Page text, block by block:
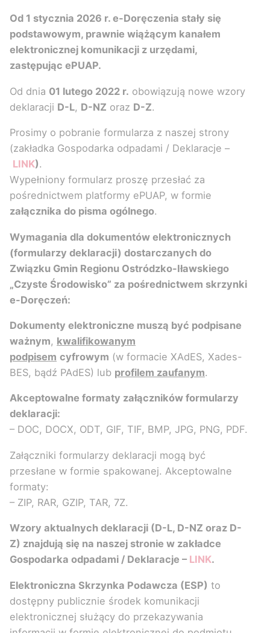
Od 1 stycznia 2026 r. e-Doręczenia stały się
podstawowym, prawnie wiążącym kanałem
elektronicznej komunikacji z urzędami,
zastępując ePUAP.
Od dnia 01 lutego 2022 r. obowiązują nowe wzory
deklaracji D-L, D-NZ oraz D-Z.
Prosimy o pobranie formularza z naszej strony
(zakładka Gospodarka odpadami / Deklaracje –
LINK).
Wypełniony formularz proszę przesłać za
pośrednictwem platformy ePUAP, w formie
załącznika do pisma ogólnego.
Wymagania dla dokumentów elektronicznych
(formularzy deklaracji) dostarczanych do
Związku Gmin Regionu Ostródzko-Iławskiego
„Czyste Środowisko” za pośrednictwem skrzynki
e-Doręczeń:
Dokumenty elektroniczne muszą być podpisane
ważnym, kwalifikowanym
podpisem cyfrowym (w formacie XAdES, Xades-
BES, bądź PAdES) lub profilem zaufanym.
Akceptowalne formaty załączników formularzy
deklaracji:
– DOC, DOCX, ODT, GIF, TIF, BMP, JPG, PNG, PDF.
Załączniki formularzy deklaracji mogą być
przesłane w formie spakowanej. Akceptowalne
formaty:
– ZIP, RAR, GZIP, TAR, 7Z.
Wzory aktualnych deklaracji (D-L, D-NZ oraz D-
Z) znajdują się na naszej stronie w zakładce
Gospodarka odpadami / Deklaracje – LINK.
Elektroniczna Skrzynka Podawcza (ESP) to
dostępny publicznie środek komunikacji
elektronicznej służący do przekazywania